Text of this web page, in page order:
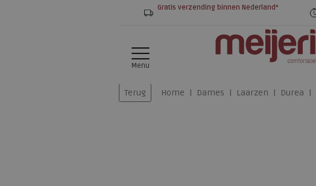
Gratis verzending binnen Nederland*
Menu
Terug Home Dames Laarzen Durea